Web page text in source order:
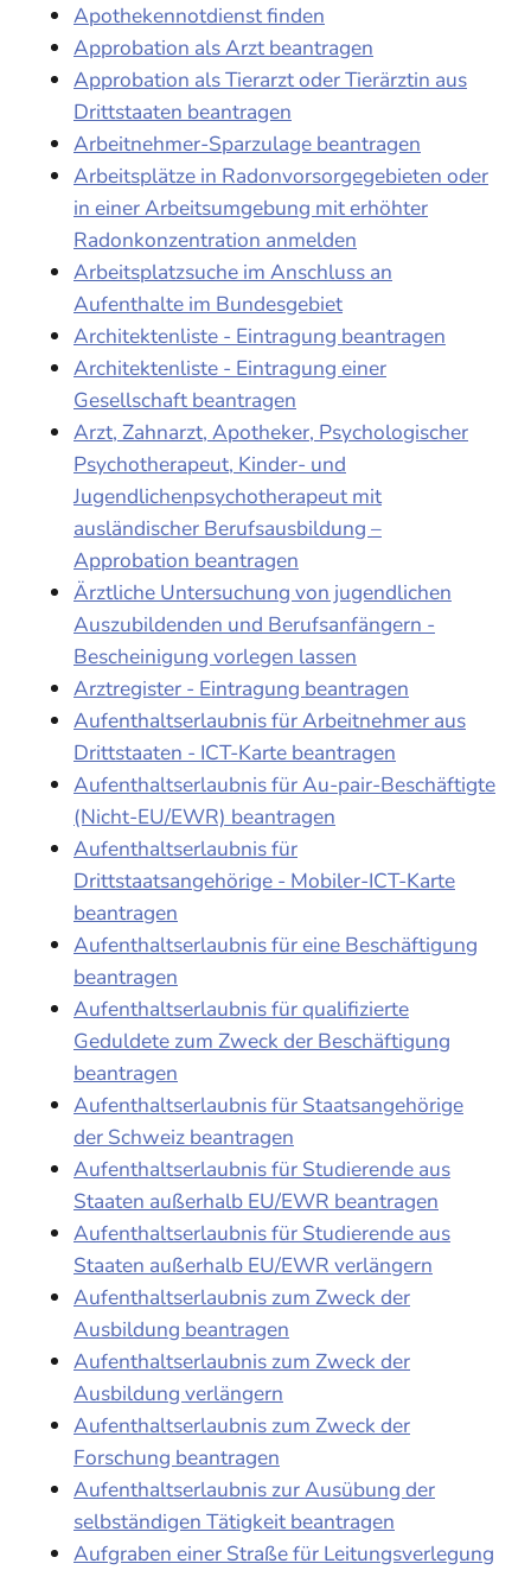
Apothekennotdienst finden
Approbation als Arzt beantragen
Approbation als Tierarzt oder Tierärztin aus
Drittstaaten beantragen
Arbeitnehmer-Sparzulage beantragen
Arbeitsplätze in Radonvorsorgegebieten oder
in einer Arbeitsumgebung mit erhöhter
Radonkonzentration anmelden
Arbeitsplatzsuche im Anschluss an
Aufenthalte im Bundesgebiet
Architektenliste - Eintragung beantragen
Architektenliste - Eintragung einer
Gesellschaft beantragen
Arzt, Zahnarzt, Apotheker, Psychologischer
Psychotherapeut, Kinder- und
Jugendlichenpsychotherapeut mit
ausländischer Berufsausbildung –
Approbation beantragen
Ärztliche Untersuchung von jugendlichen
Auszubildenden und Berufsanfängern -
Bescheinigung vorlegen lassen
Arztregister - Eintragung beantragen
Aufenthaltserlaubnis für Arbeitnehmer aus
Drittstaaten - ICT-Karte beantragen
Aufenthaltserlaubnis für Au-pair-Beschäftigte
(Nicht-EU/EWR) beantragen
Aufenthaltserlaubnis für
Drittstaatsangehörige - Mobiler-ICT-Karte
beantragen
Aufenthaltserlaubnis für eine Beschäftigung
beantragen
Aufenthaltserlaubnis für qualifizierte
Geduldete zum Zweck der Beschäftigung
beantragen
Aufenthaltserlaubnis für Staatsangehörige
der Schweiz beantragen
Aufenthaltserlaubnis für Studierende aus
Staaten außerhalb EU/EWR beantragen
Aufenthaltserlaubnis für Studierende aus
Staaten außerhalb EU/EWR verlängern
Aufenthaltserlaubnis zum Zweck der
Ausbildung beantragen
Aufenthaltserlaubnis zum Zweck der
Ausbildung verlängern
Aufenthaltserlaubnis zum Zweck der
Forschung beantragen
Aufenthaltserlaubnis zur Ausübung der
selbständigen Tätigkeit beantragen
Aufgraben einer Straße für Leitungsverlegung